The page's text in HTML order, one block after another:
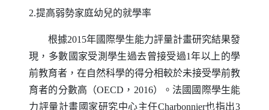
2.提高弱勢家庭幼兒的就學率
根據2015年國際學生能力評量計畫研究結果發
現，多數國家受測學生過去曾接受過1年以上的學
前教育者，在自然科學的得分相較於未接受學前教
育者的分數高（OECD ，2016）。法國國際學生能
力評量計畫國家研究中心主任Charbonnier也指出3